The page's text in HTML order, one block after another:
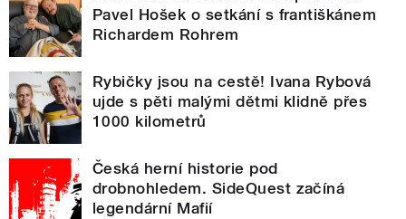
Pavel Hošek o setkání s františkánem
Richardem Rohrem
Rybičky jsou na cestě! Ivana Rybová
ujde s pěti malými dětmi klidně přes
1000 kilometrů
Česká herní historie pod
drobnohledem. SideQuest začíná
legendární Mafií